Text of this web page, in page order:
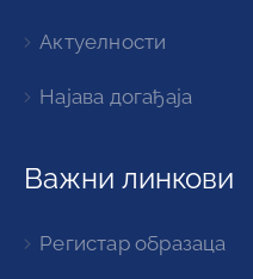
Актуелности
Најава догађаја
Важни линкови
Регистар образаца